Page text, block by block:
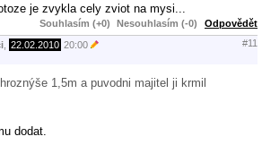
je zvykla cely zviot na mysi...
Souhlasím (+0) Nesouhlasím (-0) Odpovědět
22.02.2010 20:00 #11
1,5m a puvodni majitel ji krmil
dodat.